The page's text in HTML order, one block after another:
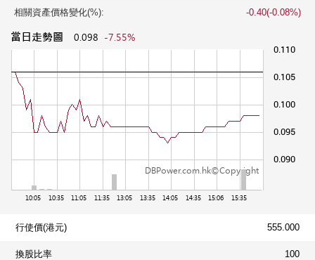
相關資產價格變化(%): -0.40(-0.08%)
行使價(港元) 555.000
換股比率 100